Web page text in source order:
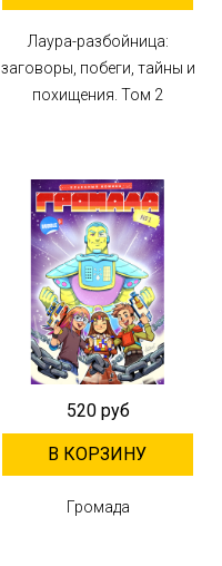
Лаура-разбойница:
заговоры, побеги, тайны и
похищения. Том 2
520 руб
В КОРЗИНУ
Громада